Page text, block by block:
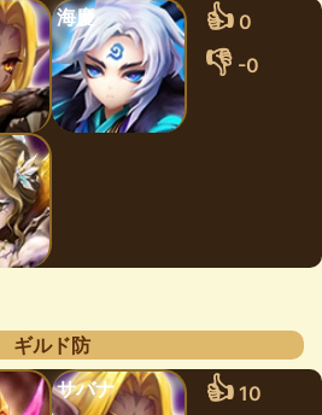
海慶 👍 0
👎 -0
ギルド防
サバナ 👍 10